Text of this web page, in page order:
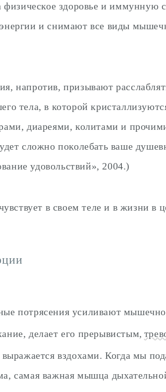
физическое здоровье и иммунную
и снимают все виды
напротив, призывают
тела, в которой
диареями, колитами и
сложно поколебать ваше
удовольствий», 2004.)
в своем теле и в жизни в
потрясения усиливают
делает его прерывистым,
вздохами. Когда мы
самая важная мышца